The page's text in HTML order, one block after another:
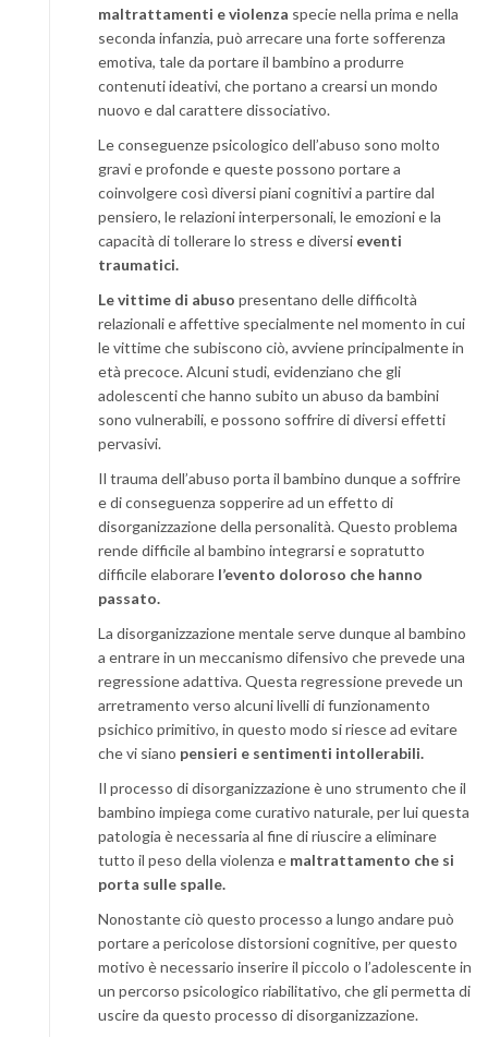
maltrattamenti e violenza specie nella prima e nella
seconda infanzia, può arrecare una forte sofferenza
emotiva, tale da portare il bambino a produrre
contenuti ideativi, che portano a crearsi un mondo
nuovo e dal carattere dissociativo.
Le conseguenze psicologico dell’abuso sono molto
gravi e profonde e queste possono portare a
coinvolgere così diversi piani cognitivi a partire dal
pensiero, le relazioni interpersonali, le emozioni e la
capacità di tollerare lo stress e diversi eventi
traumatici.
Le vittime di abuso presentano delle difficoltà
relazionali e affettive specialmente nel momento in cui
le vittime che subiscono ciò, avviene principalmente in
età precoce. Alcuni studi, evidenziano che gli
adolescenti che hanno subito un abuso da bambini
sono vulnerabili, e possono soffrire di diversi effetti
pervasivi.
Il trauma dell’abuso porta il bambino dunque a soffrire
e di conseguenza sopperire ad un effetto di
disorganizzazione della personalità. Questo problema
rende difficile al bambino integrarsi e sopratutto
difficile elaborare l’evento doloroso che hanno
passato.
La disorganizzazione mentale serve dunque al bambino
a entrare in un meccanismo difensivo che prevede una
regressione adattiva. Questa regressione prevede un
arretramento verso alcuni livelli di funzionamento
psichico primitivo, in questo modo si riesce ad evitare
che vi siano pensieri e sentimenti intollerabili.
Il processo di disorganizzazione è uno strumento che il
bambino impiega come curativo naturale, per lui questa
patologia è necessaria al fine di riuscire a eliminare
tutto il peso della violenza e maltrattamento che si
porta sulle spalle.
Nonostante ciò questo processo a lungo andare può
portare a pericolose distorsioni cognitive, per questo
motivo è necessario inserire il piccolo o l’adolescente in
un percorso psicologico riabilitativo, che gli permetta di
uscire da questo processo di disorganizzazione.